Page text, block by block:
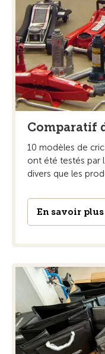
Comparatif
10 modèles de
ont été testés par
divers que les
En savoir plus